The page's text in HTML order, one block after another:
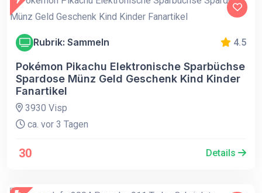
Rubrik: Sammeln 4.5
Pokémon Pikachu Elektronische Sparbüchse
Spardose Münz Geld Geschenk Kind Kinder
Fanartikel
3930 Visp
ca. vor 3 Tagen
30 Details